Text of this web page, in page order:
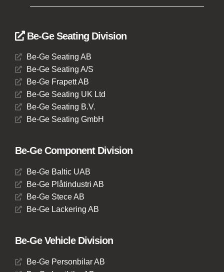
Be-Ge Seating Division
Be-Ge Seating AB
Be-Ge Seating A/S
Be-Ge Frapett AB
Be-Ge Seating UK Ltd
Be-Ge Seating B.V.
Be-Ge Seating GmbH
Be-Ge Component Division
Be-Ge Baltic UAB
Be-Ge Plåtindustri AB
Be-Ge Stece AB
Be-Ge Lackering AB
Be-Ge Vehicle Division
Be-Ge Personbilar AB